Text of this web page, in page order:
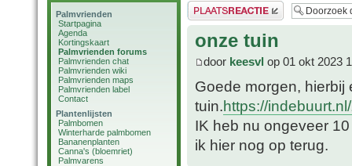
Palmvrienden
Startpagina
Agenda
Kortingskaart
Palmvrienden forums
Palmvrienden chat
Palmvrienden wiki
Palmvrienden maps
Palmvrienden label
Contact
Plantenlijsten
Palmbomen
Winterharde palmbomen
Bananenplanten
Canna's (bloemriet)
Palmvarens
Plaats een reactie
onze tuin
door keesvl op 01 okt 2023
Goede morgen, hierbij
tuin.https://
IK heb nu ongeveer
ik hier nog op terug.